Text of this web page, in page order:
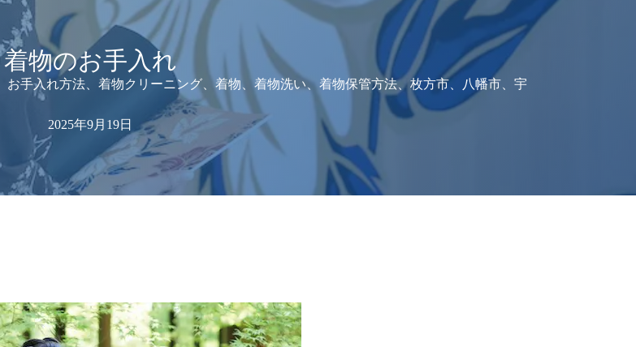
着物のお手入れ
お手入れ方法、着物クリーニング、着物、着物洗い、着物保管方法、枚方市、八幡市、宇
2025年9月19日